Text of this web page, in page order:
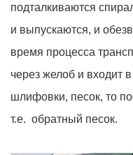
подталкиваются
и выпускаются, и
время процесса
через желоб и входит
шлифовки, песок, то
т.е. обратный песок.